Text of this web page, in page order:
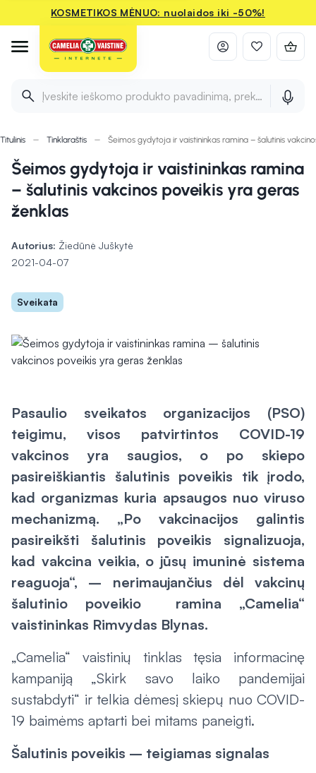
KOSMETIKOS MĖNUO: nuolaidos iki -50%!
Įveskite ieškomo produkto pavadinimą, prekės ženklą ir
Titulinis Tinklaraštis Šeimos gydytoja ir vaistininkas ramina – šalutinis
Šeimos gydytoja ir vaistininkas ramina
– šalutinis vakcinos poveikis yra geras
ženklas
Autorius: Žiedūnė Juškytė
2021-04-07
Sveikata
Pasaulio sveikatos organizacijos (PSO)
teigimu, visos patvirtintos COVID-19
vakcinos yra saugios, o po skiepo
pasireiškiantis šalutinis poveikis tik įrodo,
kad organizmas kuria apsaugos nuo viruso
mechanizmą. „Po vakcinacijos galintis
pasireikšti šalutinis poveikis signalizuoja,
kad vakcina veikia, o jūsų imuninė sistema
reaguoja“, – nerimaujančius dėl vakcinų
šalutinio poveikio ramina „Camelia“
vaistininkas Rimvydas Blynas.
„Camelia“ vaistinių tinklas tęsia informacinę
kampaniją „Skirk savo laiko pandemijai
sustabdyti“ ir telkia dėmesį skiepų nuo COVID-
19 baimėms aptarti bei mitams paneigti.
Šalutinis poveikis – teigiamas signalas